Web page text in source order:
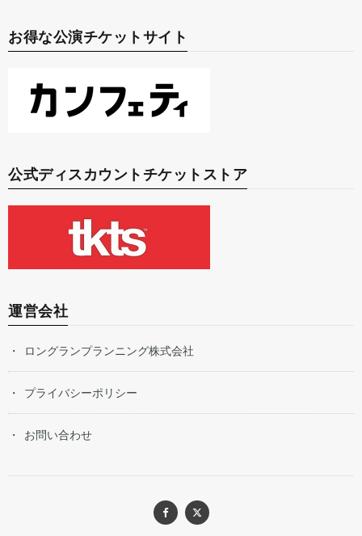
お得な公演チケットサイト
公式ディスカウントチケットストア
運営会社
ロングランプランニング株式会社
プライバシーポリシー
お問い合わせ